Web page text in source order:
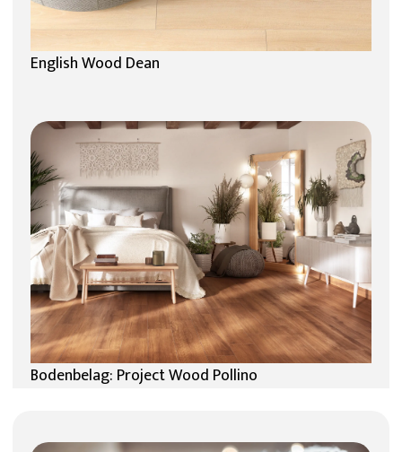
English Wood Dean
Bodenbelag: Project Wood Pollino